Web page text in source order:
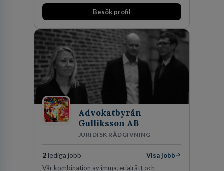
och Oceanien. Vi är specialister inom
affärsjuridikens alla områden och vi har några
fler än 450 jurister på fem kontor i Stockholm,
Köpenhamn, Århus, Oslo och Helsingfors kan vi
på DLA Piper erbjuda våra klienter en unik,
effektiv och gränsöverskridande nordisk
expertis. På vårt kontor i centrala Stockholm är
vi idag drygt 240 medarbetare.
Besök profil
Advokatbyrån
Gulliksson AB
JURIDISK RÅDGIVNING
2lediga jobb
Visa jobb
Vår kombination av immaterialrätt och